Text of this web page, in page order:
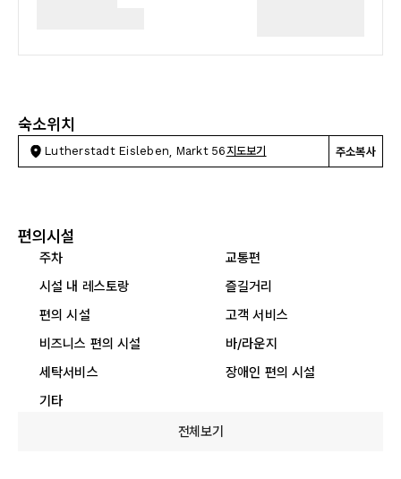
숙소위치
Lutherstadt Eisleben, Markt 56 지도보기 주소복사
편의시설
주차
교통편
시설 내 레스토랑
즐길거리
편의 시설
고객 서비스
비즈니스 편의 시설
바/라운지
세탁서비스
장애인 편의 시설
기타
전체보기